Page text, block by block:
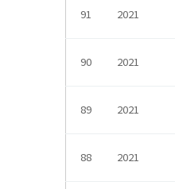
91 2021
90 2021
89 2021
88 2021